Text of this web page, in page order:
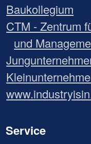
Baukollegium
CTM - Zentrum
und
Service